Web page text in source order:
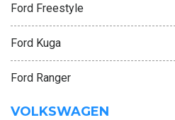
Ford Freestyle
Ford Kuga
Ford Ranger
VOLKSWAGEN